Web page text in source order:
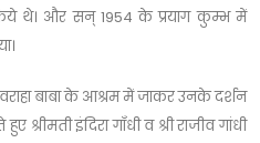
थे। और सन् 1954 के प्रयाग कुम्भ में
बाबा के आश्रम में जाकर उनके दर्शन
श्रीमती इंदिरा गाँधी व श्री राजीव गांधी